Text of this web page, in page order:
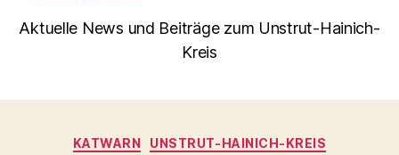
Aktuelle News und Beiträge zum Unstrut-Hainich-
Kreis
Kategorien
KATWARN UNSTRUT-HAINICH-KREIS